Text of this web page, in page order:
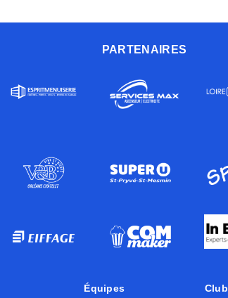
PARTENAIRES
Équipes Club